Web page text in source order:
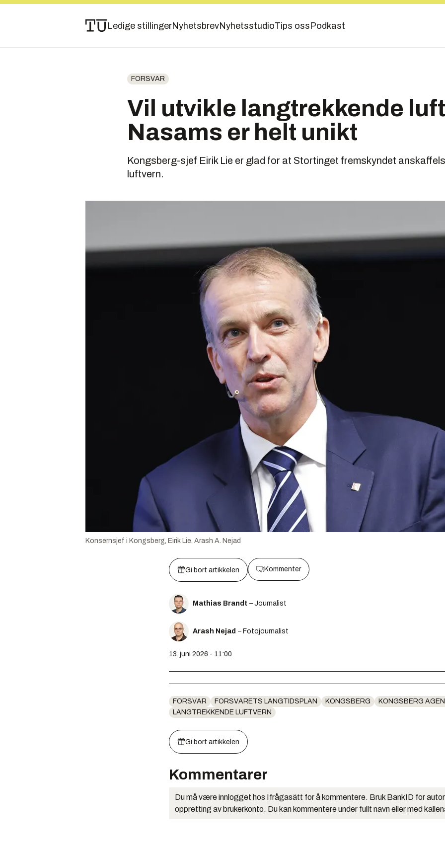
Ledige stillingerNyhetsbrevNyhetsstudioTips oss Podkast
FORSVAR
Vil utvikle langtrekkende
Nasams er helt unikt
Kongsberg-sjef Eirik Lie er glad for at Stortinget fremskyndet
luftvern.
Konsernsjef i Kongsberg, Eirik Lie. Arash A. Nejad
Gi bort artikkelen Kommenter
Mathias Brandt – Journalist
Arash Nejad – Fotojournalist
13. juni 2026 - 11:00
FORSVAR FORSVARETS LANGTIDSPLAN KONGSBERG
KONGSBERG
LANGTREKKENDE LUFTVERN
Gi bort artikkelen
Kommentarer
Du må være innlogget hos Ifrågasätt for å kommentere. Bruk BankID for
oppretting av brukerkonto. Du kan kommentere under fullt navn eller med